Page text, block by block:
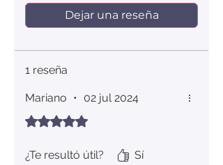
Dejar una reseña
1 reseña
Mariano • 02 jul 2024
Obtuvo 5 de 5 estrellas.
¿Te resultó útil? Sí